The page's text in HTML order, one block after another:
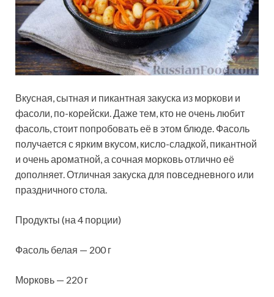
Вкусная, сытная и пикантная закуска из моркови и
фасоли, по-корейски. Даже тем, кто не очень любит
фасоль, стоит попробовать её в этом блюде. Фасоль
получается с ярким вкусом, кисло-сладкой, пикантной
и очень ароматной, а сочная морковь отлично её
дополняет. Отличная закуска для повседневного или
праздничного стола.
Продукты (на 4 порции)
Фасоль белая — 200 г
Морковь — 220 г